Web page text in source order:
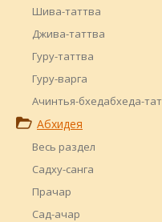
Шива-таттва
Джива-таттва
Гуру-таттва
Гуру-варга
Ачинтья-бхедабхеда-
Абхидея
Весь раздел
Садху-санга
Прачар
Сад-ачар